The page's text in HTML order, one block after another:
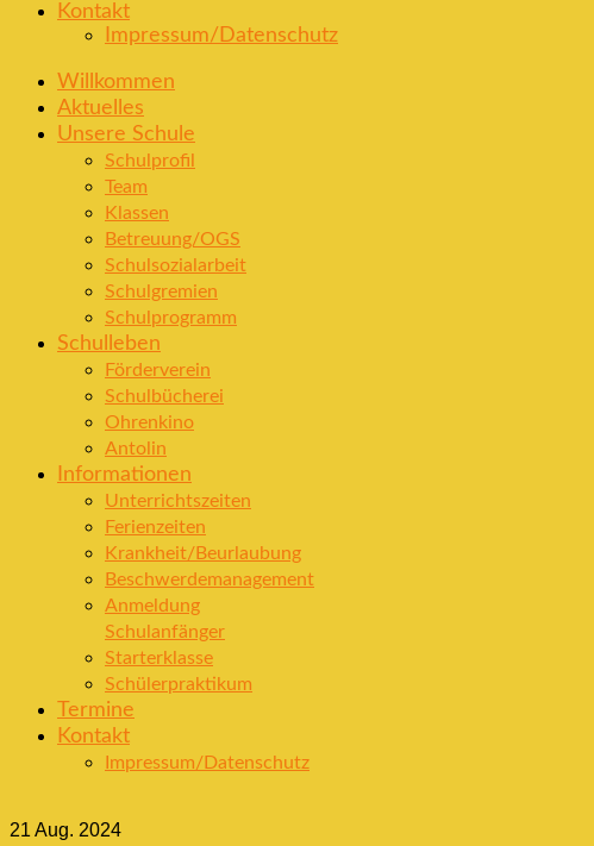
Kontakt
Impressum/Datenschutz
Willkommen
Aktuelles
Unsere Schule
Schulprofil
Team
Klassen
Betreuung/OGS
Schulsozialarbeit
Schulgremien
Schulprogramm
Schulleben
Förderverein
Schulbücherei
Ohrenkino
Antolin
Informationen
Unterrichtszeiten
Ferienzeiten
Krankheit/Beurlaubung
Beschwerdemanagement
Anmeldung
Schulanfänger
Starterklasse
Schülerpraktikum
Termine
Kontakt
Impressum/Datenschutz
21 Aug. 2024